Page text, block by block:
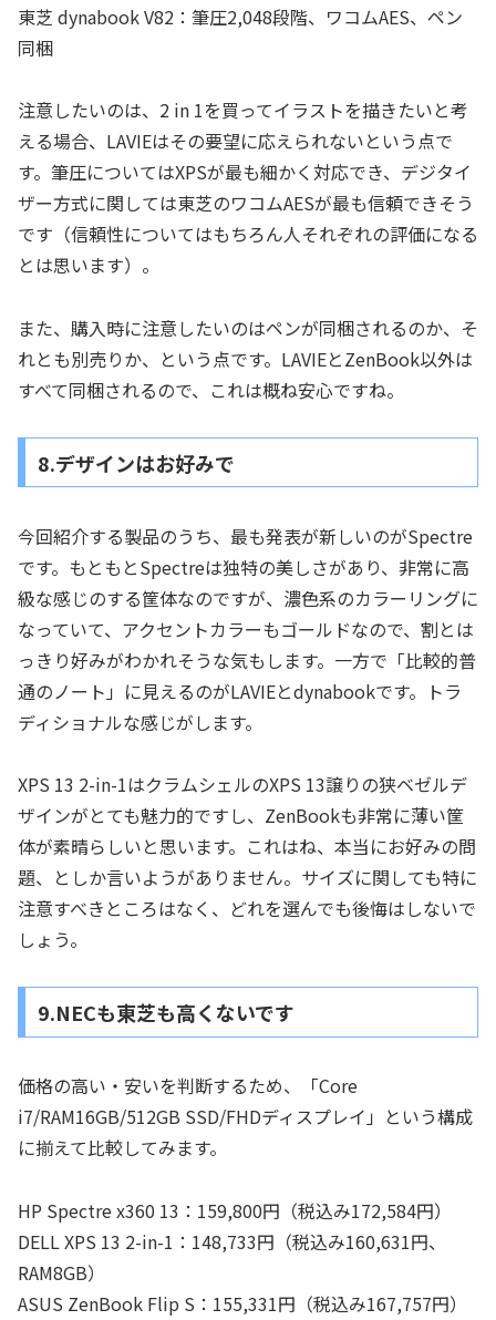
東芝 dynabook V82：筆圧2,048段階、ワコムAES、ペン
同梱
注意したいのは、2 in 1を買ってイラストを描きたいと考
える場合、LAVIEはその要望に応えられないという点で
す。筆圧についてはXPSが最も細かく対応でき、デジタイ
ザー方式に関しては東芝のワコムAESが最も信頼できそう
です（信頼性についてはもちろん人それぞれの評価になる
とは思います）。
また、購入時に注意したいのはペンが同梱されるのか、そ
れとも別売りか、という点です。LAVIEとZenBook以外は
すべて同梱されるので、これは概ね安心ですね。
8.デザインはお好みで
今回紹介する製品のうち、最も発表が新しいのがSpectre
です。もともとSpectreは独特の美しさがあり、非常に高
級な感じのする筐体なのですが、濃色系のカラーリングに
なっていて、アクセントカラーもゴールドなので、割とは
っきり好みがわかれそうな気もします。一方で「比較的普
通のノート」に見えるのがLAVIEとdynabookです。トラ
ディショナルな感じがします。
XPS 13 2-in-1はクラムシェルのXPS 13譲りの狭ベゼルデ
ザインがとても魅力的ですし、ZenBookも非常に薄い筐
体が素晴らしいと思います。これはね、本当にお好みの問
題、としか言いようがありません。サイズに関しても特に
注意すべきところはなく、どれを選んでも後悔はしないで
しょう。
9.NECも東芝も高くないです
価格の高い・安いを判断するため、「Core
i7/RAM16GB/512GB SSD/FHDディスプレイ」という構成
に揃えて比較してみます。
HP Spectre x360 13：159,800円（税込み172,584円）
DELL XPS 13 2-in-1：148,733円（税込み160,631円、
RAM8GB）
ASUS ZenBook Flip S：155,331円（税込み167,757円）